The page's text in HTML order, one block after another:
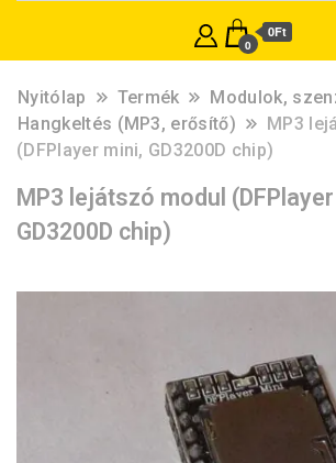
0
0Ft
Nyitólap Termék
Modulok,
Hangkeltés (MP3, erősítő)
MP3
(DFPlayer mini, GD3200D chip)
MP3 lejátszó modul
GD3200D chip)